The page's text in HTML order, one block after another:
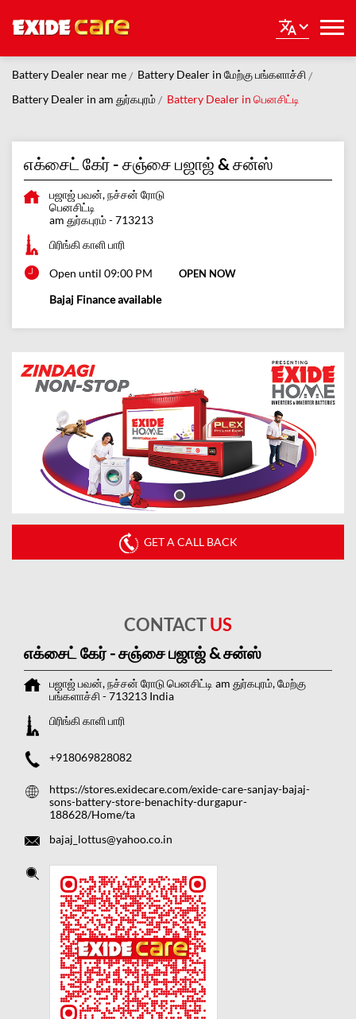
Battery Dealer near me
Battery Dealer in மேற்கு பங்களாச்சி
Battery Dealer in am துர்கபுரம்
Battery Dealer in பெனசிட்டி
எக்சைட் கேர் - சஞ்சை பஜாஜ் & சன்ஸ்
பஜாஜ் பவன், நச்சன் ரோடு
பெனசிட்டி
am துர்கபுரம்-713213
பிரிங்கி காளி பாரி
Open until 09:00 PM OPEN NOW
Bajaj Finance available
GET A CALL BACK
CONTACTUS
எக்சைட் கேர் - சஞ்சை பஜாஜ் & சன்ஸ்
பஜாஜ் பவன், நச்சன் ரோடு பெனசிட்டி am துர்கபுரம், மேற்கு
பங்களாச்சி -713213 India
பிரிங்கி காளி பாரி
+918069828082
https://stores.exidecare.com/exide-care-sanjay-bajaj-
sons-battery-store-benachity-durgapur-
188628/Home/ta
bajaj_lottus@yahoo.co.in